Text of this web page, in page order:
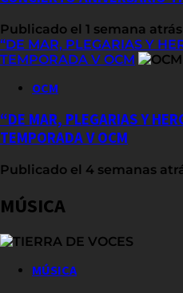
Publicado el 1 semana atrás
“DE MAR, PLEGARIAS Y
TEMPORADA V OCM
OCM
“DE MAR, PLEGARIAS Y
TEMPORADA V OCM
Publicado el 4 semanas
MÚSICA
MÚSICA